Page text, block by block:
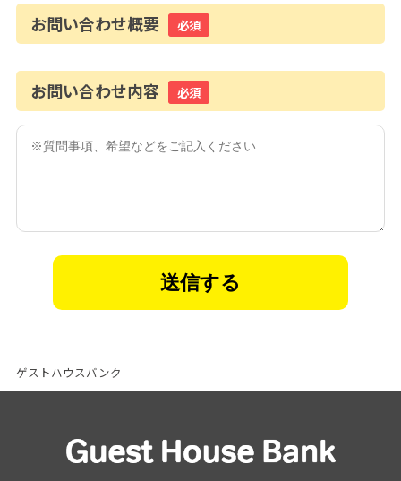
お問い合わせ概要 必須
お問い合わせ内容 必須
ゲストハウスバンク